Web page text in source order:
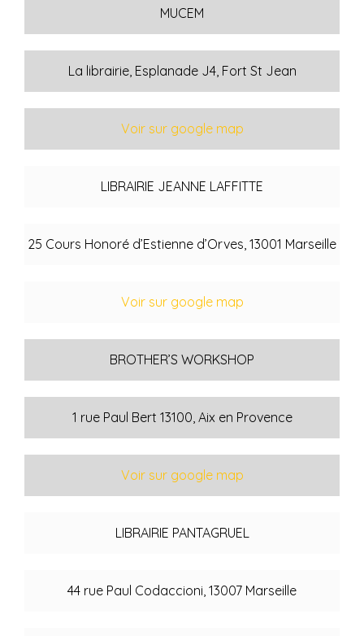
MUCEM
La librairie, Esplanade J4, Fort St Jean
Voir sur google map
LIBRAIRIE JEANNE LAFFITTE
25 Cours Honoré d’Estienne d’Orves, 13001 Marseille
Voir sur google map
BROTHER’S WORKSHOP
1 rue Paul Bert 13100, Aix en Provence
Voir sur google map
LIBRAIRIE PANTAGRUEL
44 rue Paul Codaccioni, 13007 Marseille